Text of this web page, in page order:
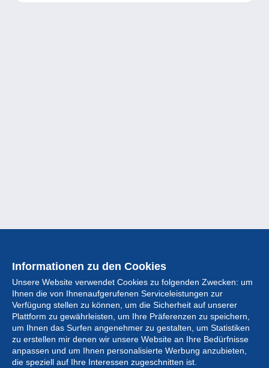
Informationen zu den Cookies
Unsere Website verwendet Cookies zu folgenden Zwecken: um
Ihnen die von Ihnenaufgerufenen Serviceleistungen zur
Verfügung stellen zu können, um die Sicherheit auf unserer
Plattform zu gewährleisten, um Ihre Präferenzen zu speichern,
um Ihnen das Surfen angenehmer zu gestalten, um Statistiken
zu erstellen mir denen wir unsere Website an Ihre Bedürfnisse
anpassen und um Ihnen personalisierte Werbung anzubieten,
die speziell auf Ihre Interessen zugeschnitten ist.
Sammlung